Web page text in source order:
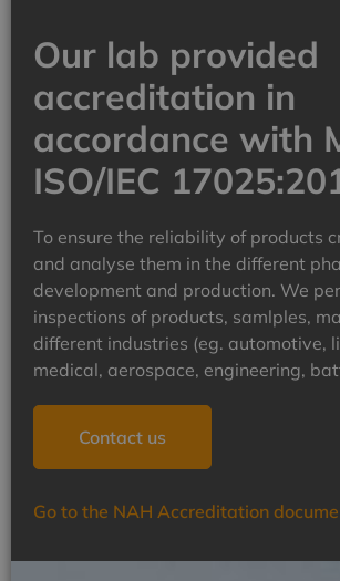
Our lab provided
accreditation in
accordance with
ISO/IEC
To ensure the reliability of products
and analyse them in the different
development and production. We
inspections of products, samlples,
different industries (eg. automotive,
medical, aerospace, engineering,
Contact us
Go to the NAH Accreditation